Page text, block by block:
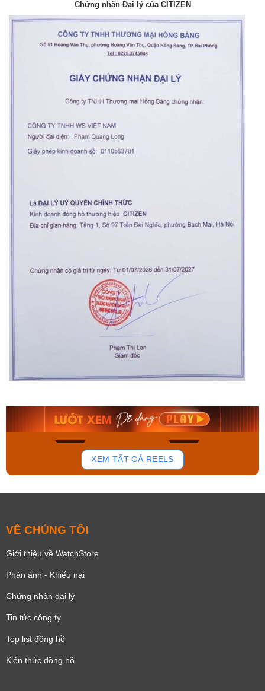
Chứng nhận Đại lý của CITIZEN
166
Orient Nam RA-
Mua ngay
Casio Nam MTS-
Mua ngay
XEM TẤT CẢ REELS
VỀ CHÚNG TÔI
Giới thiệu về WatchStore
Phản ánh - Khiếu nại
Chứng nhận đại lý
Tin tức công ty
Top list đồng hồ
Kiến thức đồng hồ